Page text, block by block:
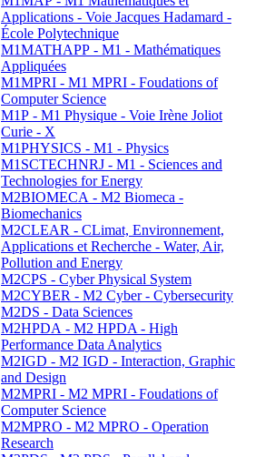
Applications - Voie Jacques Hadamard -
École Polytechnique
M1MATHAPP - M1 - Mathématiques
Appliquées
M1MPRI - M1 MPRI - Foudations of
Computer Science
M1P - M1 Physique - Voie Irène Joliot
Curie - X
M1PHYSICS - M1 - Physics
M1SCTECHNRJ - M1 - Sciences and
Technologies for Energy
M2BIOMECA - M2 Biomeca -
Biomechanics
M2CLEAR - CLimat, Environnement,
Applications et Recherche - Water, Air,
Pollution and Energy
M2CPS - Cyber Physical System
M2CYBER - M2 Cyber - Cybersecurity
M2DS - Data Sciences
M2HPDA - M2 HPDA - High
Performance Data Analytics
M2IGD - M2 IGD - Interaction, Graphic
and Design
M2MPRI - M2 MPRI - Foudations of
Computer Science
M2MPRO - M2 MPRO - Operation
Research